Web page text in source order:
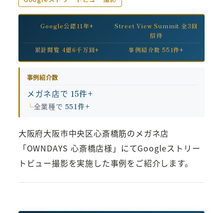
Google公認11年+
Street View Summit 全3回
招待
累計閲覧 4億6千万回+
事例紹介数 551件+
事例紹介数
メガネ店で 15件+
全業種で 551件+
大阪府大阪市中央区心斎橋筋のメガネ店
「OWNDAYS 心斎橋店様」にてGoogleストリー
トビュー撮影を実施した事例をご紹介します。